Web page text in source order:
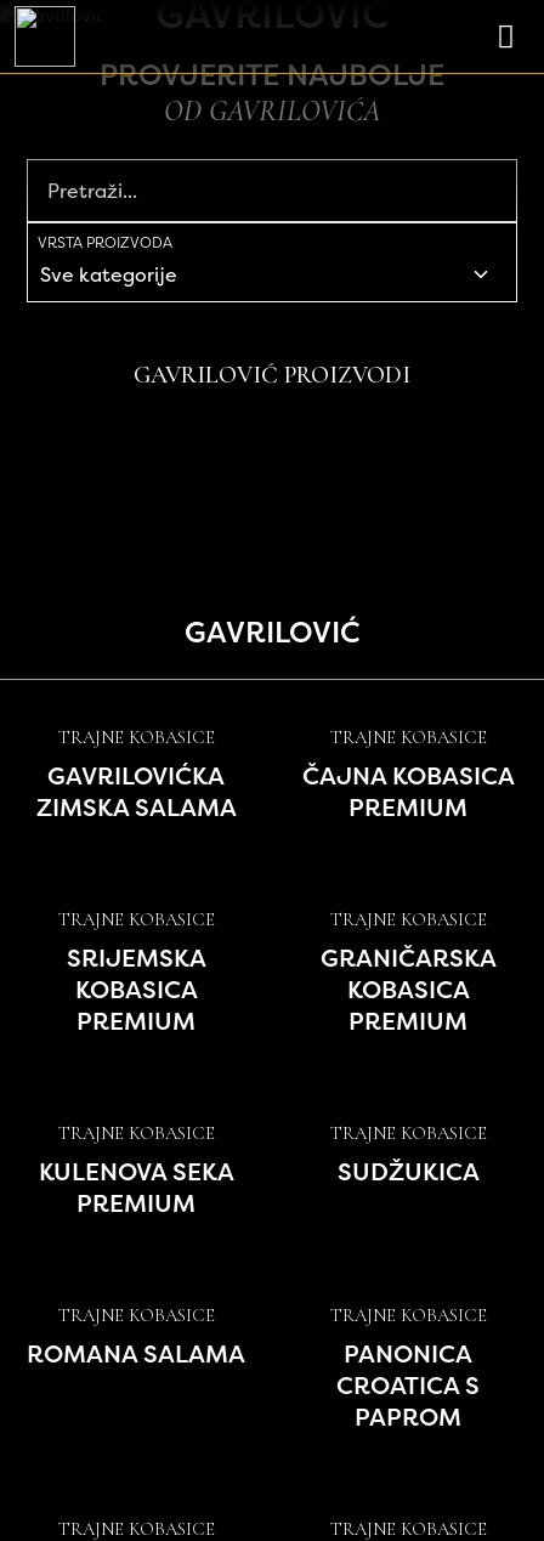
Skip to content GAVRILOVIĆ
PROVJERITE NAJBOLJE
OD GAVRILOVIĆA
VRSTA PROIZVODA
GAVRILOVIĆ PROIZVODI
GAVRILOVIĆ
TRAJNE KOBASICE
GAVRILOVIĆKA
ZIMSKA SALAMA
TRAJNE KOBASICE
ČAJNA KOBASICA
PREMIUM
TRAJNE KOBASICE
SRIJEMSKA
KOBASICA
PREMIUM
TRAJNE KOBASICE
GRANIČARSKA
KOBASICA
PREMIUM
TRAJNE KOBASICE
KULENOVA SEKA
PREMIUM
TRAJNE KOBASICE
SUDŽUKICA
TRAJNE KOBASICE
ROMANA SALAMA
TRAJNE KOBASICE
PANONICA
CROATICA S
PAPROM
TRAJNE KOBASICE TRAJNE KOBASICE